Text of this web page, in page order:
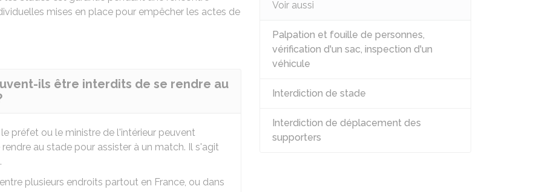
mises en place pour empêcher les actes de
ils être interdits de se rendre au
préfet ou le ministre de l'intérieur peuvent
au stade pour assister à un match. Il s'agit
.
plusieurs endroits partout en France, ou dans
Voir aussi
Palpation et fouille de personnes,
vérification d'un sac, inspection d'un
véhicule
Interdiction de stade
Interdiction de déplacement des
supporters